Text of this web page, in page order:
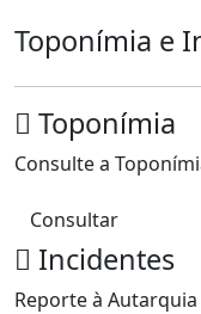
Toponímia e
Toponímia
Consulte a
Consultar
Incidentes
Reporte à